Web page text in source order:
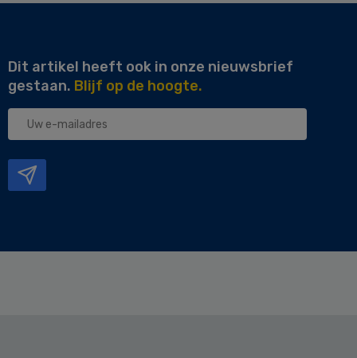
Dit artikel heeft ook in onze nieuwsbrief
gestaan. Blijf op de hoogte.
Uw